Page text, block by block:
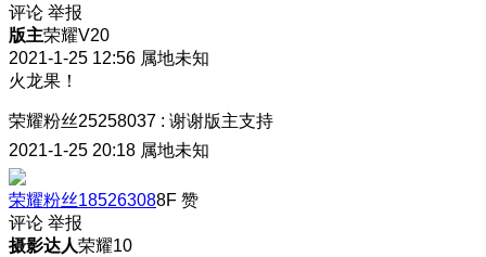
评论 举报
版主荣耀V20
2021-1-25 12:56 属地未知
火龙果！
荣耀粉丝25258037 : 谢谢版主支持
2021-1-25 20:18 属地未知
荣耀粉丝185263088F 赞
评论 举报
摄影达人荣耀10